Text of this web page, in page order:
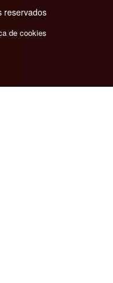
reservados
de cookies